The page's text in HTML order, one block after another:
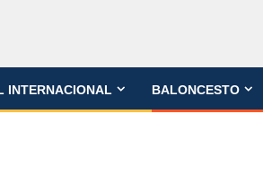
INTERNACIONAL BALONCESTO